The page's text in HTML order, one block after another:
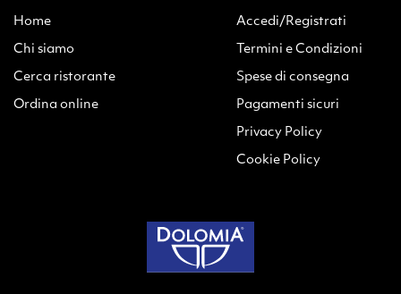
Home
Chi siamo
Cerca ristorante
Ordina online
Accedi/Registrati
Termini e Condizioni
Spese di consegna
Pagamenti sicuri
Privacy Policy
Cookie Policy